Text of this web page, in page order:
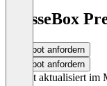
PresseBox
Angebot anfordern
Angebot anfordern
Zuletzt aktualisiert im